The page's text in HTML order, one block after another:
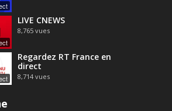
LIVE CNEWS
8,765 vues
Regardez RT France en
direct
8,714 vues